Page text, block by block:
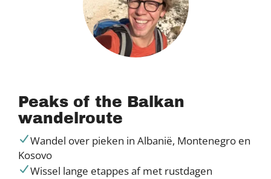
Peaks of the Balkan
wandelroute
Wandel over pieken in Albanië, Montenegro en
Kosovo
Wissel lange etappes af met rustdagen